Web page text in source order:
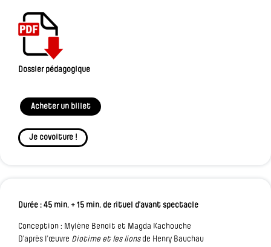
Dossier pédagogique
Acheter un billet
Je covoiture !
Durée : 45 min. + 15 min. de rituel d'avant spectacle
Conception : Mylène Benoit et Magda Kachouche
D’après l’œuvre Diotime et les lionsde Henry Bauchau